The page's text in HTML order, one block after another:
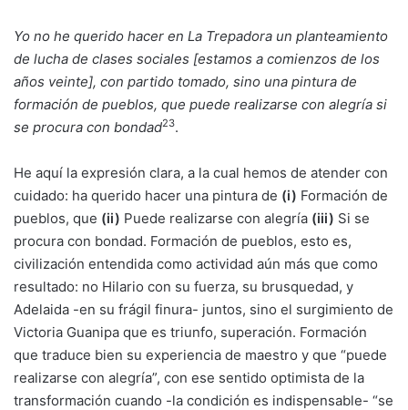
Yo no he querido hacer en La Trepadora un planteamiento
de lucha de clases sociales [estamos a comienzos de los
años veinte], con partido tomado, sino una pintura de
formación de pueblos, que puede realizarse con alegría si
se procura con bondad23.
He aquí la expresión clara, a la cual hemos de atender con
cuidado: ha querido hacer una pintura de (i) Formación de
pueblos, que (ii) Puede realizarse con alegría (iii) Si se
procura con bondad. Formación de pueblos, esto es,
civilización entendida como actividad aún más que como
resultado: no Hilario con su fuerza, su brusquedad, y
Adelaida -en su frágil finura- juntos, sino el surgimiento de
Victoria Guanipa que es triunfo, superación. Formación
que traduce bien su experiencia de maestro y que “puede
realizarse con alegría”, con ese sentido optimista de la
transformación cuando -la condición es indispensable- “se